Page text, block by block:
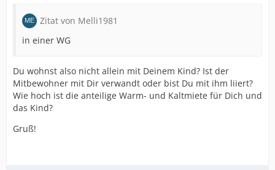
Zitat von Melli1981
in einer WG
Du wohnst also nicht allein mit Deinem Kind? Ist der
Mitbewohner mit Dir verwandt oder bist Du mit ihm liiert?
Wie hoch ist die anteilige Warm- und Kaltmiete für Dich und
das Kind?
Gruß!